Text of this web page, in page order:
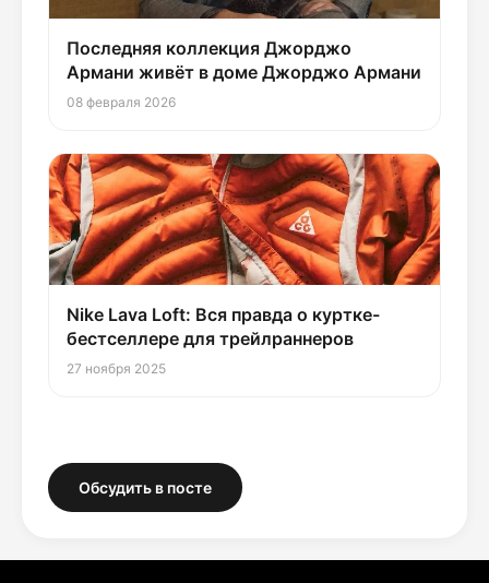
Последняя коллекция Джорджо
Армани живёт в доме Джорджо Армани
08 февраля 2026
Nike Lava Loft: Вся правда о куртке-
бестселлере для трейлраннеров
27 ноября 2025
Обсудить в посте